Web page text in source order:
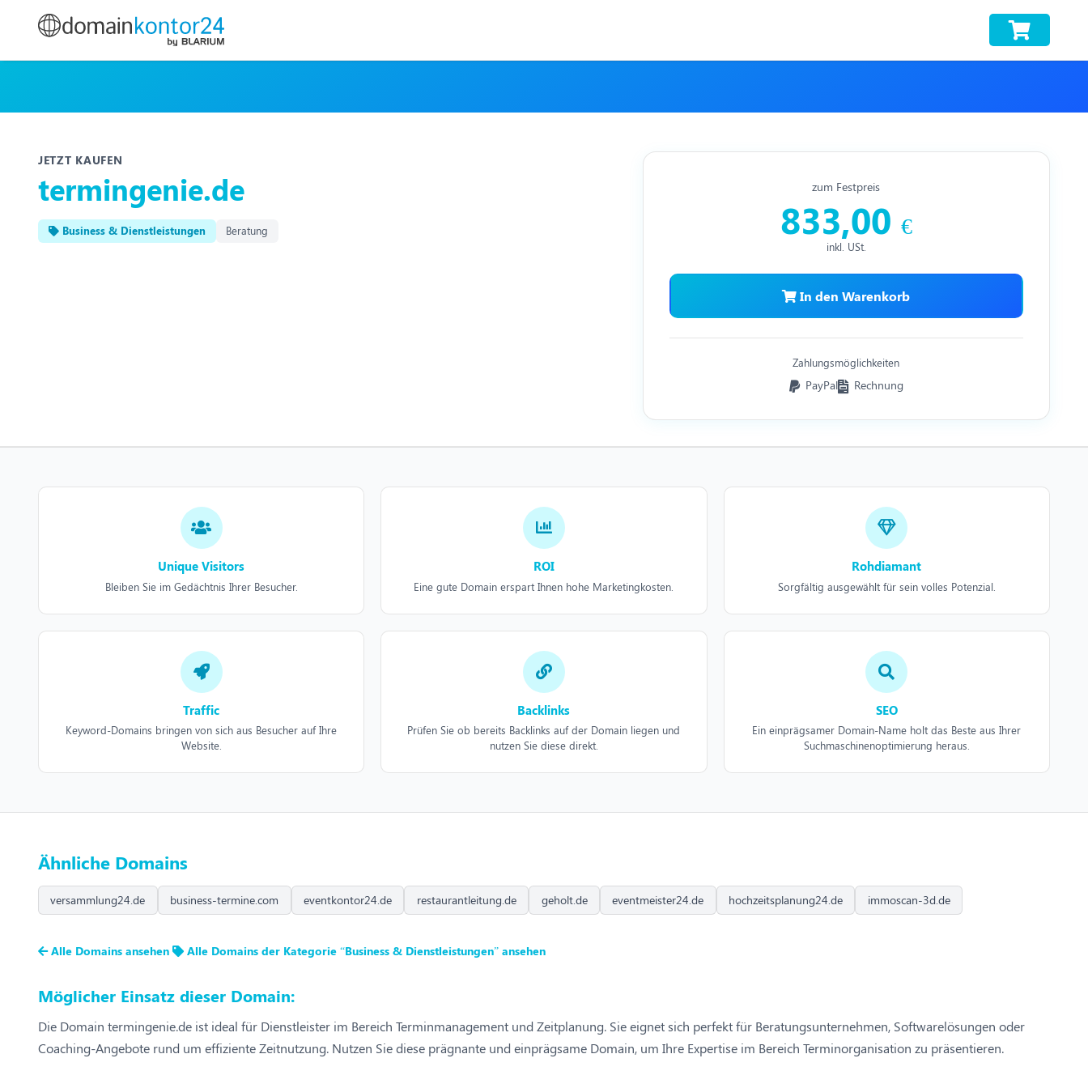
JETZT KAUFEN
termingenie.de
Business & Dienstleistungen Beratung
zum Festpreis
833,00 €
inkl. USt.
In den Warenkorb
Zahlungsmöglichkeiten
PayPal Rechnung
Unique Visitors
Bleiben Sie im Gedächtnis Ihrer Besucher.
ROI
Eine gute Domain erspart Ihnen hohe Marketingkosten.
Rohdiamant
Sorgfältig ausgewählt für sein volles Potenzial.
Traffic
Keyword-Domains bringen von sich aus Besucher auf Ihre
Website.
Backlinks
Prüfen Sie ob bereits Backlinks auf der Domain liegen und
nutzen Sie diese direkt.
SEO
Ein einprägsamer Domain-Name holt das Beste aus Ihrer
Suchmaschinenoptimierung heraus.
Ähnliche Domains
versammlung24.de business-termine.com eventkontor24.de restaurantleitung.de geholt.de eventmeister24.de hochzeitsplanung24.de immoscan-3d.de
Alle Domains ansehen Alle Domains der Kategorie “Business & Dienstleistungen” ansehen
Möglicher Einsatz dieser Domain:
Die Domain termingenie.de ist ideal für Dienstleister im Bereich Terminmanagement und Zeitplanung. Sie eignet sich perfekt für Beratungsunternehmen, Softwarelösungen oder
Coaching-Angebote rund um effiziente Zeitnutzung. Nutzen Sie diese prägnante und einprägsame Domain, um Ihre Expertise im Bereich Terminorganisation zu präsentieren.